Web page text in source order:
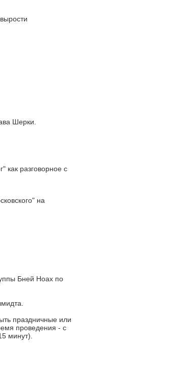
Шерки.
как разговорное с
на
Бней Ноах по
праздничные или
проведения - с
минут).